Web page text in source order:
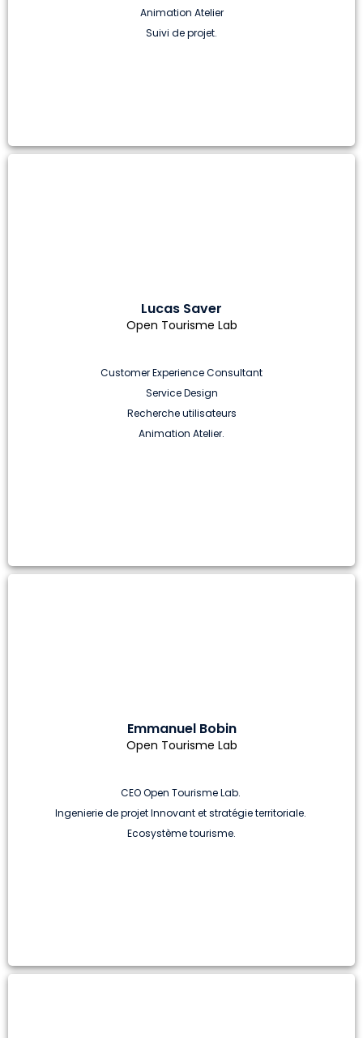
Animation Atelier
Suivi de projet.
Lucas Saver
Open Tourisme Lab
Customer Experience Consultant
Service Design
Recherche utilisateurs
Animation Atelier.
Emmanuel Bobin
Open Tourisme Lab
CEO Open Tourisme Lab.
Ingenierie de projet Innovant et stratégie territoriale.
Ecosystème tourisme.